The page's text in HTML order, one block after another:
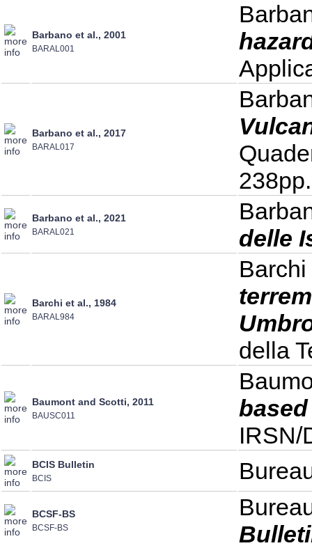
Barbano et al., 2001
BARAL001
Barbano et al., 2017
BARAL017
Barbano et al., 2021
BARAL021
delle
Barchi et al., 1984
BARAL984
della
Baumont and Scotti, 2011
BAUSC011
IRSN/
BCIS Bulletin
BCIS
BCSF-BS
BCSF-BS